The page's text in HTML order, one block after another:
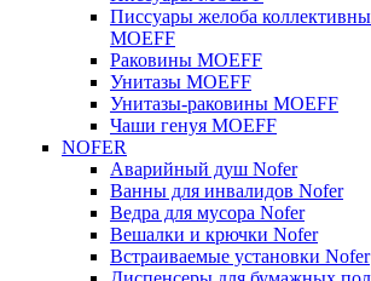
Писсуары желоба
MOEFF
Раковины MOEFF
Унитазы MOEFF
Унитазы-раковины MOEFF
Чаши генуя MOEFF
NOFER
Аварийный душ Nofer
Ванны для инвалидов Nofer
Ведра для мусора Nofer
Вешалки и крючки Nofer
Встраиваемые установки Nofer